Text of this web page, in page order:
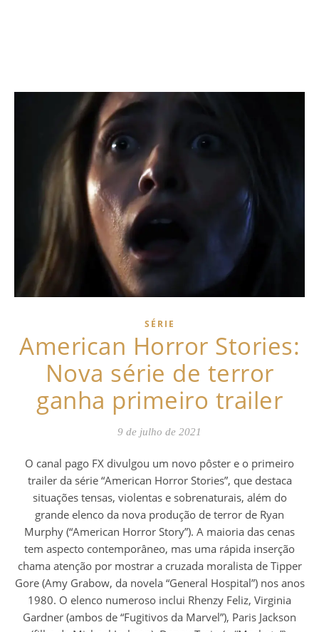
SÉRIE
American Horror Stories:
Nova série de terror
ganha primeiro trailer
9 de julho de 2021
O canal pago FX divulgou um novo pôster e o primeiro
trailer da série “American Horror Stories”, que destaca
situações tensas, violentas e sobrenaturais, além do
grande elenco da nova produção de terror de Ryan
Murphy (“American Horror Story”). A maioria das cenas
tem aspecto contemporâneo, mas uma rápida inserção
chama atenção por mostrar a cruzada moralista de Tipper
Gore (Amy Grabow, da novela “General Hospital”) nos anos
1980. O elenco numeroso inclui Rhenzy Feliz, Virginia
Gardner (ambos de “Fugitivos da Marvel”), Paris Jackson